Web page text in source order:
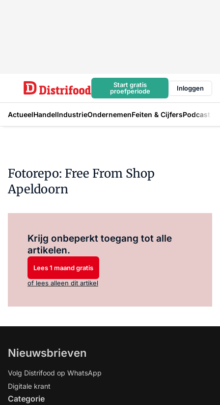
Start gratis
proefperiode
Inloggen
ActueelHandelIndustrieOndernemenFeiten & CijfersPodcast
Fotorepo: Free From Shop
Apeldoorn
Krijg onbeperkt toegang tot alle
artikelen.
Lees 1 maand gratis
of lees alleen dit artikel
Nieuwsbrieven
Volg Distrifood op WhatsApp
Digitale krant
Categorie